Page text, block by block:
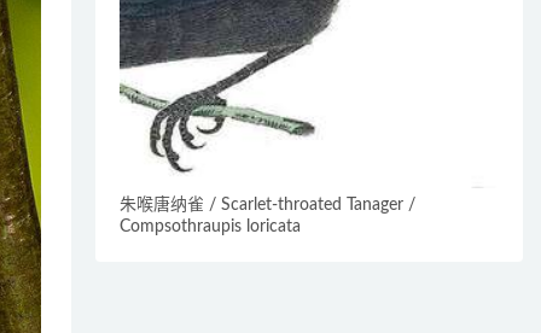
朱喉唐纳雀 / Scarlet-throated Tanager /
Compsothraupis loricata